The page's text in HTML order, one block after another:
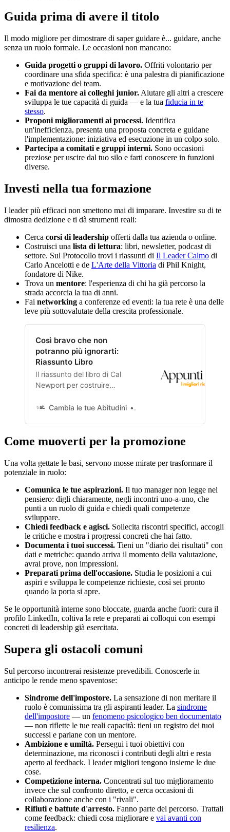
Guida prima di avere il titolo
Il modo migliore per dimostrare di saper guidare è... guidare, anche
senza un ruolo formale. Le occasioni non mancano:
Guida progetti o gruppi di lavoro. Offriti volontario per
coordinare una sfida specifica: è una palestra di pianificazione
e motivazione del team.
Fai da mentore ai colleghi junior. Aiutare gli altri a crescere
sviluppa le tue capacità di guida — e la tua fiducia in te
stesso.
Proponi miglioramenti ai processi. Identifica
un'inefficienza, presenta una proposta concreta e guidane
l'implementazione: iniziativa ed esecuzione in un colpo solo.
Partecipa a comitati e gruppi interni. Sono occasioni
preziose per uscire dal tuo silo e farti conoscere in funzioni
diverse.
Investi nella tua formazione
I leader più efficaci non smettono mai di imparare. Investire su di te
dimostra dedizione e ti dà strumenti reali:
Cerca corsi di leadership offerti dalla tua azienda o online.
Costruisci una lista di lettura: libri, newsletter, podcast di
settore. Sul Protocollo trovi i riassunti di Il Leader Calmo di
Carlo Ancelotti e de L'Arte della Vittoria di Phil Knight,
fondatore di Nike.
Trova un mentore: l'esperienza di chi ha già percorso la
strada accorcia la tua di anni.
Fai networking a conferenze ed eventi: la tua rete è una delle
leve più sottovalutate della crescita professionale.
Così bravo che non
potranno più ignorarti:
Riassunto Libro
Il riassunto del libro di Cal
Newport per costruire
ed emergere senza inseguire
Cambia le tue Abitudini
Come muoverti per la promozione
Una volta gettate le basi, servono mosse mirate per trasformare il
potenziale in ruolo:
Comunica le tue aspirazioni. Il tuo manager non legge nel
pensiero: digli chiaramente, negli incontri uno-a-uno, che
punti a un ruolo di guida e chiedi quali competenze
sviluppare.
Chiedi feedback e agisci. Sollecita riscontri specifici, accogli
le critiche e mostra i progressi concreti che hai fatto.
Documenta i tuoi successi. Tieni un "diario dei risultati" con
dati e metriche: quando arriva il momento della valutazione,
avrai prove, non impressioni.
Preparati prima dell'occasione. Studia le posizioni a cui
aspiri e sviluppa le competenze richieste, così sei pronto
quando la porta si apre.
Se le opportunità interne sono bloccate, guarda anche fuori: cura il
profilo LinkedIn, coltiva la rete e preparati ai colloqui con esempi
concreti di leadership già esercitata.
Supera gli ostacoli comuni
Sul percorso incontrerai resistenze prevedibili. Conoscerle in
anticipo le rende meno spaventose:
Sindrome dell'impostore. La sensazione di non meritare il
ruolo è comunissima tra gli aspiranti leader. La sindrome
dell'impostore — un fenomeno psicologico ben documentato
— non riflette le tue reali capacità: tieni un registro dei tuoi
successi e parlane con un mentore.
Ambizione e umiltà. Persegui i tuoi obiettivi con
determinazione, ma riconosci i contributi degli altri e resta
aperto al feedback. I leader migliori tengono insieme le due
cose.
Competizione interna. Concentrati sul tuo miglioramento
invece che sul confronto diretto, e cerca occasioni di
collaborazione anche con i "rivali".
Rifiuti e battute d'arresto. Fanno parte del percorso. Trattali
come feedback: chiedi cosa migliorare e vai avanti con
resilienza.